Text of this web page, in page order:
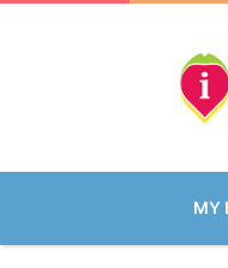
MY